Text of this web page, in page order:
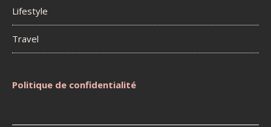
Lifestyle
Travel
Politique de confidentialité